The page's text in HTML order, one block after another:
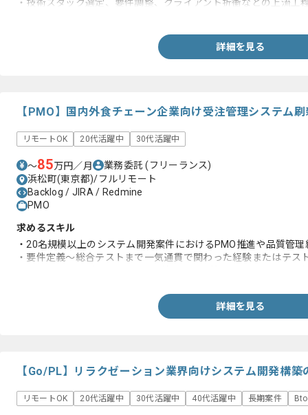
・技術スタック選定、要件調整、クライアント折衝などの上流工
詳細を見る
【PMO】国内外食チェーン企業向け受注管理システム
リモートOK 20代活躍中 30代活躍中
〜85万円／月 業務委託(フリーランス)
浜松町(東京都)/フルリモート
Backlog / JIRA / Redmine
PMO
求めるスキル
・20名規模以上のシステム開発案件におけるPMO推進や品質管
・要件定義〜総合テストまで一気通貫で関わった経験またはテス
詳細を見る
【Go/PL】リラクゼーション業界向けシステム開発構
リモートOK 20代活躍中 30代活躍中 40代活躍中 長期案件